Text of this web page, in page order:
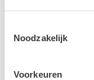
Noodzakelijk
Voorkeuren